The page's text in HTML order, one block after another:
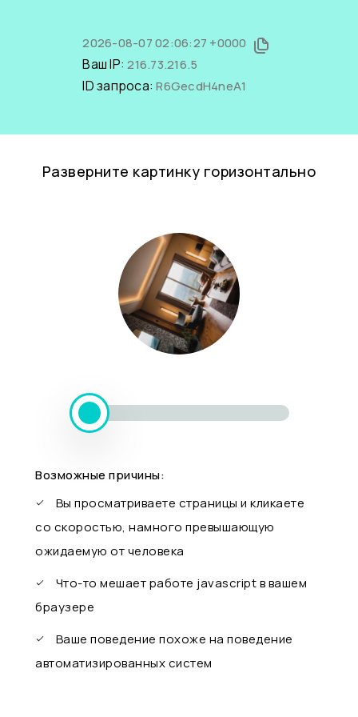
2026-08-07 02:06:27 +0000
Ваш IP:216.73.216.5
ID запроса:R6GecdH4neA1
Разверните картинку горизонтально
Возможные причины:
Вы просматриваете страницы и кликаете
со скоростью, намного превышающую
ожидаемую от человека
Что-то мешает работе javascript в вашем
браузере
Ваше поведение похоже на поведение
автоматизированных систем